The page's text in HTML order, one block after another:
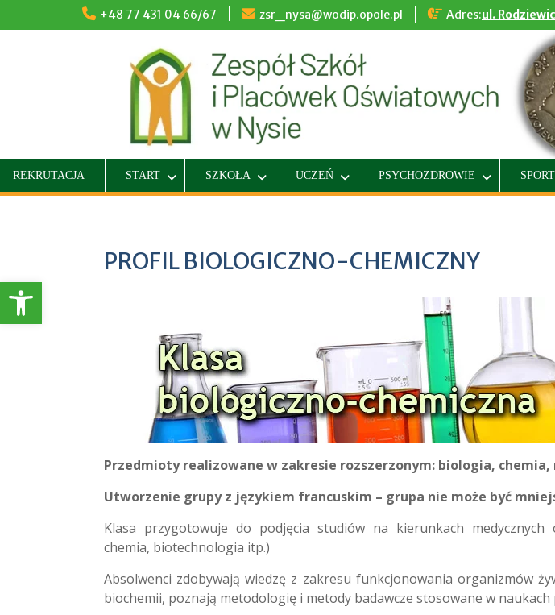
Otwórz pasek narzędzi
+48 77 431 04 66/67 zsr_nysa@wodip.opole.pl Adres:ul.
REKRUTACJA START SZKOŁA UCZEŃ PSYCHOZDROWIE SPORT
PROFIL BIOLOGICZNO-CHEMICZNY
Przedmioty realizowane w zakresie rozszerzonym: biologia,
Utworzenie grupy z językiem francuskim – grupa nie może być
Klasa przygotowuje do podjęcia studiów na kierunkach medycznych
chemia, biotechnologia itp.)
Absolwenci zdobywają wiedzę z zakresu funkcjonowania organizmów
biochemii, poznają metodologię i metody badawcze stosowane w naukach